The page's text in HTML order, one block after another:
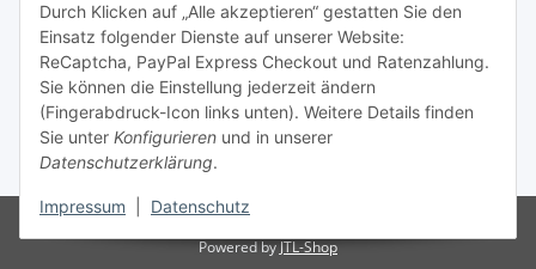
Durch Klicken auf „Alle akzeptieren“ gestatten Sie den
Einsatz folgender Dienste auf unserer Website:
ReCaptcha, PayPal Express Checkout und Ratenzahlung.
Sie können die Einstellung jederzeit ändern
(Fingerabdruck-Icon links unten). Weitere Details finden
Sie unter Konfigurieren und in unserer
Datenschutzerklärung.
Impressum Datenschutz
Vertrag widerrufen
* Alle Preise inkl. gesetzlicher USt., zzgl.
Powered byJTL-Shop